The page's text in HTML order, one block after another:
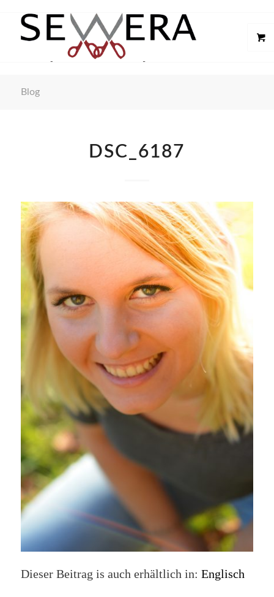
Blog
DSC_6187
Dieser Beitrag is auch erhältlich in: Englisch